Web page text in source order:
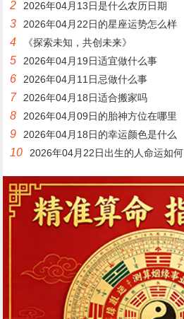
2 2026年04月13日是什么农历日期
3 2026年04月22日的星座运势怎么样
4 《探索未知，共创未来》
5 2026年04月19日适宜做什么事
6 2026年04月11日忌做什么事
7 2026年04月18日适合搬家吗
8 2026年04月09日的胎神方位在哪里
9 2026年04月18日的幸运颜色是什么
10 2026年04月22日出生的人命运如何